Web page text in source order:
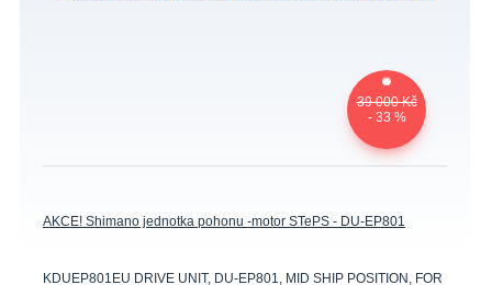
39 000 Kč
- 33 %
AKCE! Shimano jednotka pohonu -motor STePS - DU-EP801
KDUEP801EU DRIVE UNIT, DU-EP801, MID SHIP POSITION, FOR